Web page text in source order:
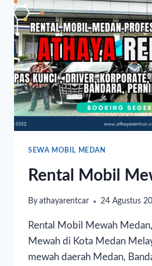
SEWA MOBIL MEDAN
Rental Mobil
By athayarentcar 24 Agustus
Rental Mobil Mewah
Mewah di Kota Medan
mewah daerah Medan,